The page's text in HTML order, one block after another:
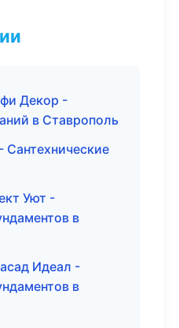
Декор -
в Ставрополь
Уют -
в
Идеал -
в